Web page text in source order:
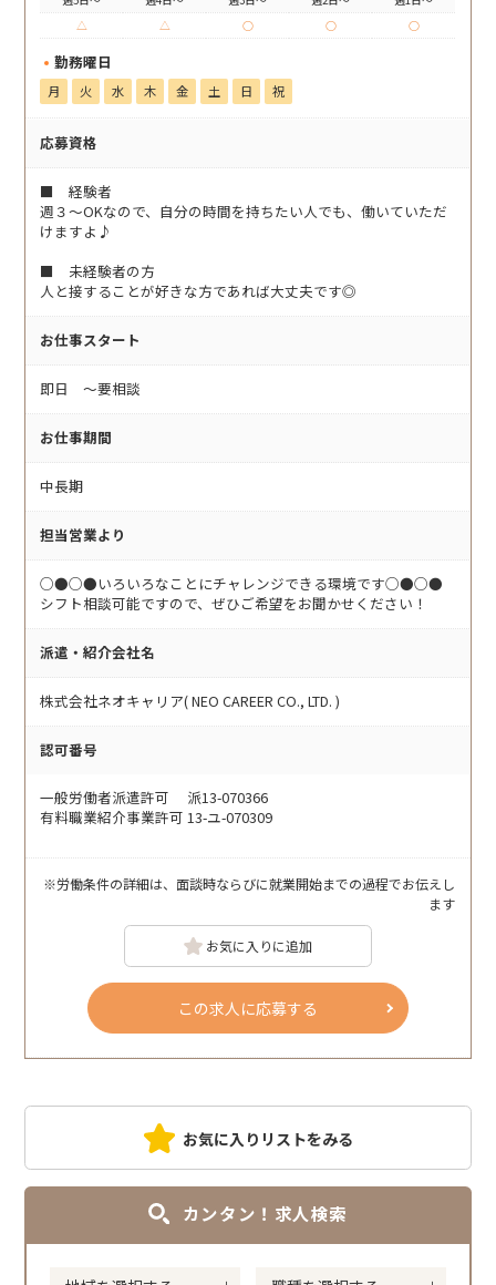
△
△ ○ ○ ○
勤務曜日
月 火 水 木 金 土 日 祝
応募資格
■ 経験者
週３～OKなので、自分の時間を持ちたい人でも、働いていただ
けますよ♪
■ 未経験者の方
人と接することが好きな方であれば大丈夫です◎
お仕事スタート
即日 〜要相談
お仕事期間
中長期
担当営業より
○●○●いろいろなことにチャレンジできる環境です○●○●
シフト相談可能ですので、ぜひご希望をお聞かせください！
派遣・紹介会社名
株式会社ネオキャリア( NEO CAREER CO., LTD. )
認可番号
一般労働者派遣許可 派13-070366
有料職業紹介事業許可 13-ユ-070309
※労働条件の詳細は、面談時ならびに就業開始までの過程でお伝えし
ます
お気に入りに追加
この求人に応募する
お気に入りリストをみる
カンタン！求人検索